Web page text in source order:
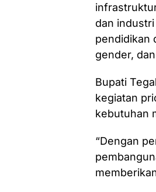
dan
pendidikan
gender,
Bupati
kegiatan
kebutuhan
“Dengan